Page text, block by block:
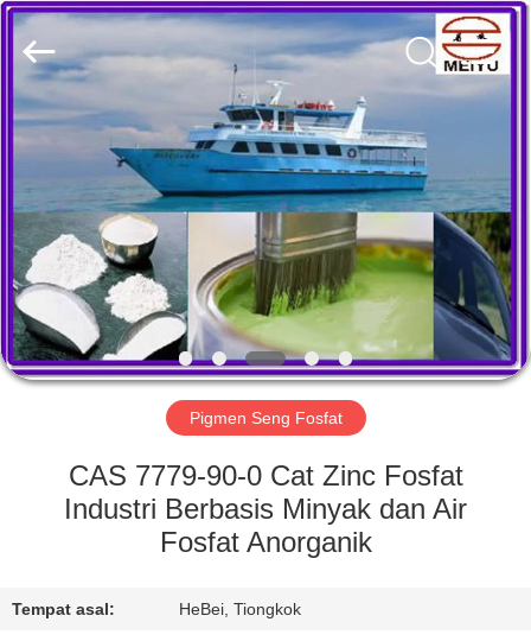
RUMAH
PRODUK
VIDEO
TENTANG
KAMI
TUR
PABRIK
KUALITAS
chemical
co.,ltd.
Rights
Reserved.
Developed
ECER
Pigmen Seng Fosfat
CAS 7779-90-0 Cat Zinc Fosfat
Industri Berbasis Minyak dan Air
Fosfat Anorganik
Tempat asal: HeBei, Tiongkok